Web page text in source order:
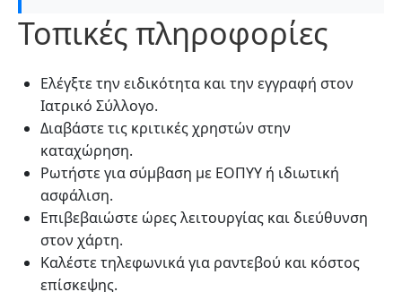
Τοπικές πληροφορίες
Ελέγξτε την ειδικότητα και την εγγραφή στον
Ιατρικό Σύλλογο.
Διαβάστε τις κριτικές χρηστών στην
καταχώρηση.
Ρωτήστε για σύμβαση με ΕΟΠΥΥ ή ιδιωτική
ασφάλιση.
Επιβεβαιώστε ώρες λειτουργίας και διεύθυνση
στον χάρτη.
Καλέστε τηλεφωνικά για ραντεβού και κόστος
επίσκεψης.